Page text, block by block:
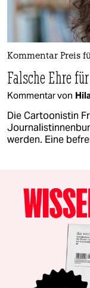
Kommentar Preis
Falsche Ehre
Kommentar von
Die Cartoonistin
werden. Eine